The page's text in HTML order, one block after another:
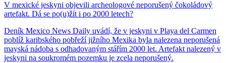
V mexické jeskyni objevili archeologové neporušený čokoládový
artefakt. Dá se po(u)žít i po 2000 letech?
Deník Mexico News Daily uvádí, že v jeskyni v Playa del Carmen
poblíž karibského pobřeží jižního Mexika byla nalezena neporušená
mayská nádoba s odhadovaným stářím 2000 let. Artefakt nalezený v
jeskyni na soukromém pozemku je zcela neporušený.